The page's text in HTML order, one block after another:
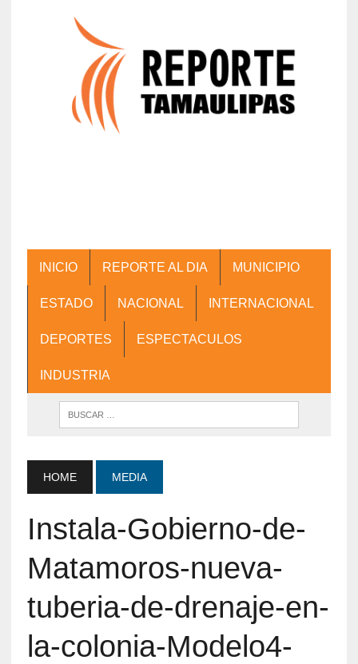
INICIO REPORTE AL DIA MUNICIPIO
ESTADO NACIONAL INTERNACIONAL
DEPORTES ESPECTACULOS
INDUSTRIA
HOME MEDIA
Instala-Gobierno-de-
Matamoros-nueva-
tuberia-de-drenaje-en-
la-colonia-Modelo4-